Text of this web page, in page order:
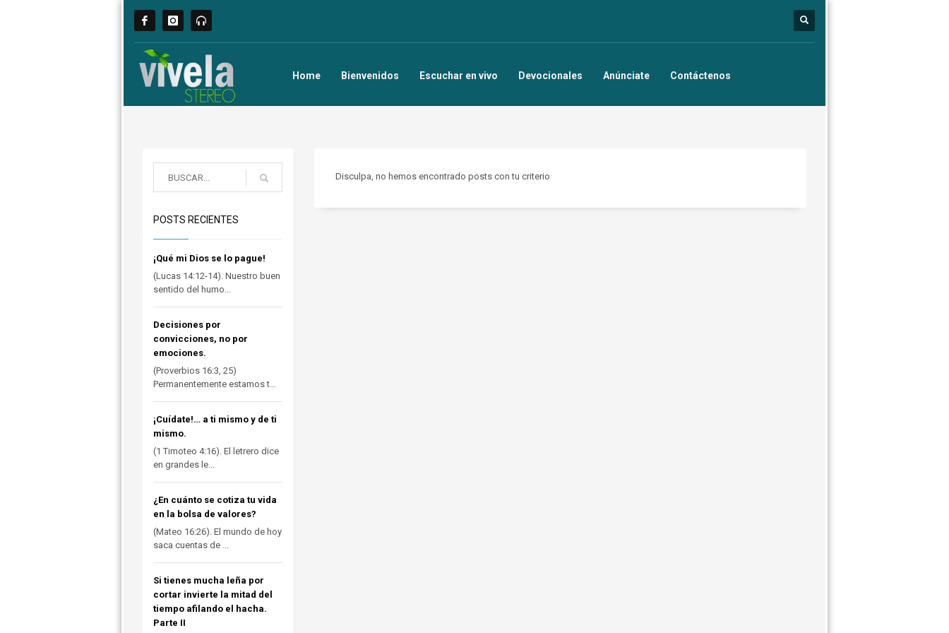
Home Bienvenidos Escuchar en vivo Devocionales Anúnciate Contáctenos
Disculpa, no hemos encontrado posts con tu criterio
POSTS RECIENTES
¡Qué mi Dios se lo pague!
(Lucas 14:12-14). Nuestro buen
sentido del humo...
Decisiones por
convicciones, no por
emociones.
(Proverbios 16:3, 25)
Permanentemente estamos t...
¡Cuídate!… a ti mismo y de ti
mismo.
(1 Timoteo 4:16). El letrero dice
en grandes le...
¿En cuánto se cotiza tu vida
en la bolsa de valores?
(Mateo 16:26). El mundo de hoy
saca cuentas de ...
Si tienes mucha leña por
cortar invierte la mitad del
tiempo afilando el hacha.
Parte II